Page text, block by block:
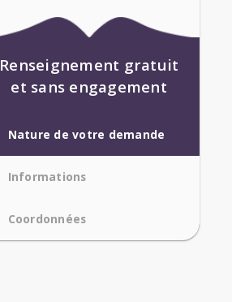
Renseignement gratuit
et sans engagement
Nature de votre demande
Informations
Coordonnées